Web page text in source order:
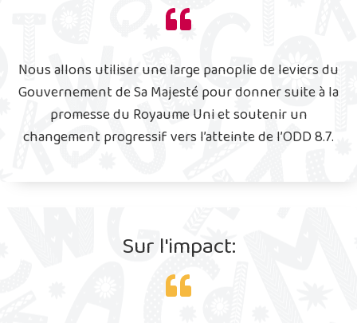
Nous allons utiliser une large panoplie de leviers du
Gouvernement de Sa Majesté pour donner suite à la
promesse du Royaume Uni et soutenir un
changement progressif vers l’atteinte de l’ODD 8.7.
Sur l'impact: